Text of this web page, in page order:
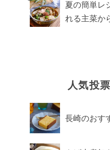
夏の簡単レ
れる主菜か
人気投
長崎のおす